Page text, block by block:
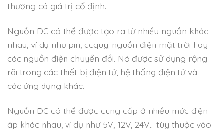
thường có giá trị cố định.
Nguồn DC có thể được tạo ra từ nhiều nguồn khác
nhau, ví dụ như pin, acquy, nguồn điện mặt trời hay
các nguồn điện chuyển đổi. Nó được sử dụng rộng
rãi trong các thiết bị điện tử, hệ thống điện tử và
các ứng dụng khác.
Nguồn DC có thể được cung cấp ở nhiều mức điện
áp khác nhau, ví dụ như 5V, 12V, 24V… tùy thuộc vào